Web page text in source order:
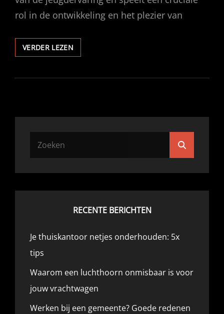
rol in de ontwikkeling en het plezier van
VERDER LEZEN
EN
WAAR
RECENTE BERICHTEN
Je thuiskantoor netjes onderhouden: 5x
tips
Waarom een luchthoorn onmisbaar is voor
jouw vrachtwagen
Werken bij een gemeente? Goede redenen